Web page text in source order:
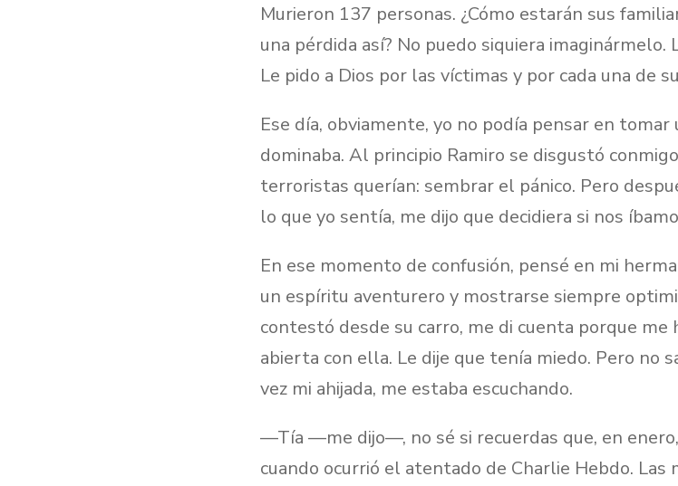
Murieron 137 personas. ¿Cómo estarán sus
una pérdida así? No puedo siquiera imaginármelo.
Le pido a Dios por las víctimas y por cada una de
Ese día, obviamente, yo no podía pensar en tomar
dominaba. Al principio Ramiro se disgustó
terroristas querían: sembrar el pánico. Pero
lo que yo sentía, me dijo que decidiera si nos
En ese momento de confusión, pensé en mi
un espíritu aventurero y mostrarse siempre
contestó desde su carro, me di cuenta porque me
abierta con ella. Le dije que tenía miedo. Pero no
vez mi ahijada, me estaba escuchando.
—Tía —me dijo—, no sé si recuerdas que, en
cuando ocurrió el atentado de Charlie Hebdo. Las